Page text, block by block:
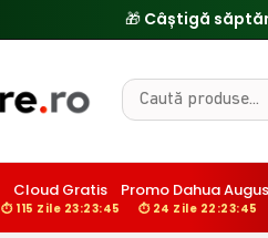
Cloud Gratis
⏱ 115 Zile 23:23:44
Promo Dahua
⏱ 24 Zile 22:23:44